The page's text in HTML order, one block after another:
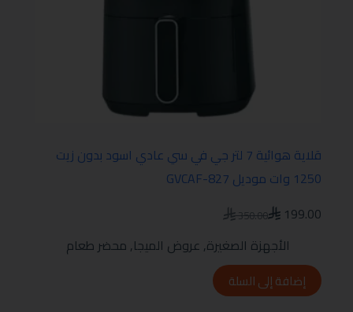
قلاية هوائية 7 لتر جي في سي عادي اسود بدون زيت
1250 وات موديل GVCAF-827
350.00
199.00
الأجهزة الصغيرة, عروض الميجا, محضر طعام
إضافة إلى السلة